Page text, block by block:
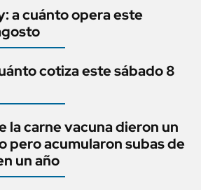
a cuánto opera este
cotiza este sábado 8
la carne vacuna dieron un
pero acumularon subas de
un año